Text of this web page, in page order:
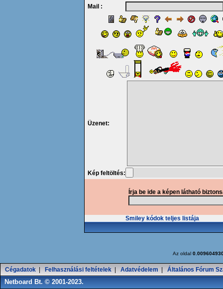
Mail :
Üzenet:
Kép feltöltés:
Írja be ide a képen látható
Smiley kódok teljes listája
Az oldal
Cégadatok Felhasználási feltételek Adatvédelem Általános Fórum
Netboard Bt. © 2001-2023.